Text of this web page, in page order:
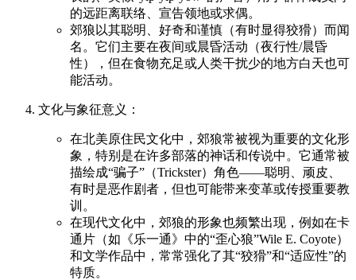
的远距离联络、宣告领地或求偶。
郊狼以其聪明、好奇和谨慎（有时显得狡猾）而闻
名。它们主要在夜间或晨昏活动（夜行性/晨昏
性），但在食物充足或人类干扰少的地方白天也可
能活动。
文化与象征意义：
在北美原住民文化中，郊狼常被视为重要的文化形
象，特别是在许多部落的神话和传说中。它通常被
描绘成“骗子”（Trickster）角色——聪明、顽皮、
有时是恶作剧者，但也可能带来变革或传授重要教
训。
在现代文化中，郊狼的形象也频繁出现，例如在卡
通片（如《乐一通》中的“歪心狼”Wile E. Coyote）
和文学作品中，常常强化了其“狡猾”和“适应性”的
特质。